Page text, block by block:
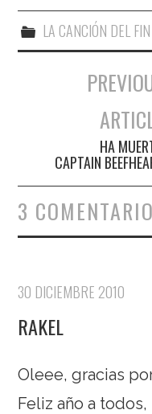
LA CANCIÓN DEL
Navegación de
HA
CAPTAIN
3
30 DICIEMBRE 2010
RAKEL
Oleee, gracias
Feliz año a todos,